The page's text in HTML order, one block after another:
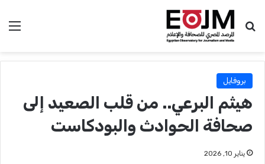
بحث عن
بروفايل
هيثم البرعي.. من قلب الصعيد إلى
صحافة الحوادث والبودكاست
يناير 10, 2026